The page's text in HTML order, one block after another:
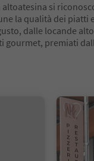
si
la qualità dei piatti
dalle locande
gourmet, premiati